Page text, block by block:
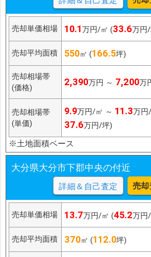
売却単価相場 10.1万円/㎡ (33.6万円
売却平均面積 550㎡ (166.5坪)
売却相場帯
(価格)
2,390万円 ～ 7,200万
売却相場帯
(単価)
9.9万円/㎡ ～ 11.3万円
37.6万円/坪)
※土地面積ベース
大分県大分市下郡中央の付近
詳細＆自己査定 売却
売却単価相場 13.7万円/㎡ (45.2万円
売却平均面積 370㎡ (112.0坪)